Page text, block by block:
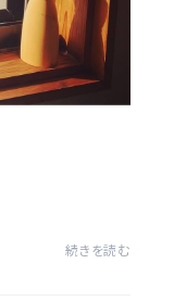
続きを読む